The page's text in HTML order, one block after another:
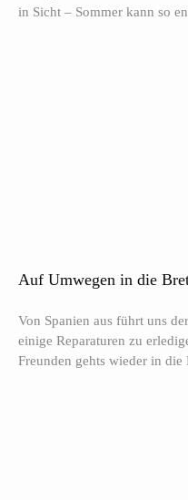
in Sicht – Sommer kann so
Auf Umwegen in die
Von Spanien aus führt uns
einige Reparaturen zu
Freunden gehts wieder in die